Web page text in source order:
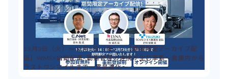
12月2日（火）～12月5日（金）：【期間限定アーカイブ配
信】WMS×自動配車×動態管理の連携が生む革新～倉庫内から
ラストワンマイルまで一貫最適化～